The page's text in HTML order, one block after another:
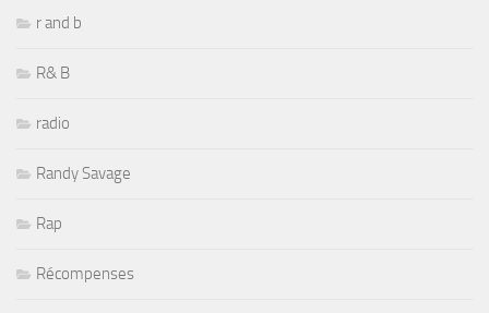
r and b
R& B
radio
Randy Savage
Rap
Récompenses